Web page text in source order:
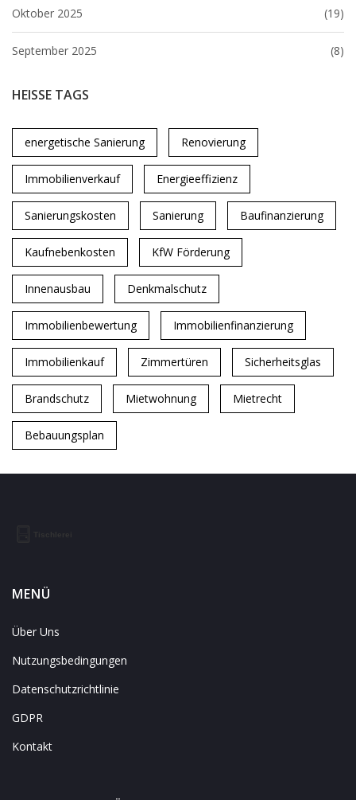
Oktober 2025 (19)
September 2025 (8)
HEISSE TAGS
energetische Sanierung Renovierung
Immobilienverkauf Energieeffizienz
Sanierungskosten Sanierung Baufinanzierung
Kaufnebenkosten KfW Förderung
Innenausbau Denkmalschutz
Immobilienbewertung Immobilienfinanzierung
Immobilienkauf Zimmertüren Sicherheitsglas
Brandschutz Mietwohnung Mietrecht
Bebauungsplan
MENÜ
Über Uns
Nutzungsbedingungen
Datenschutzrichtlinie
GDPR
Kontakt